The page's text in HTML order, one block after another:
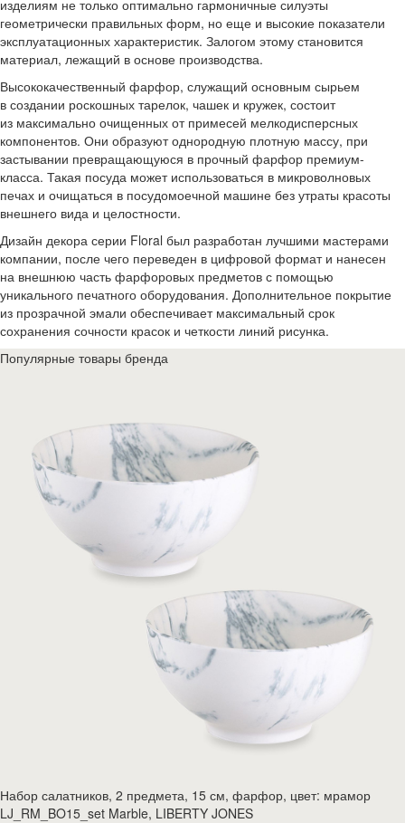
изделиям не только оптимально гармоничные силуэты
геометрически правильных форм, но еще и высокие показатели
эксплуатационных характеристик. Залогом этому становится
материал, лежащий в основе производства.
Высококачественный фарфор, служащий основным сырьем
в создании роскошных тарелок, чашек и кружек, состоит
из максимально очищенных от примесей мелкодисперсных
компонентов. Они образуют однородную плотную массу, при
застывании превращающуюся в прочный фарфор премиум-
класса. Такая посуда может использоваться в микроволновых
печах и очищаться в посудомоечной машине без утраты красоты
внешнего вида и целостности.
Дизайн декора серии Floral был разработан лучшими мастерами
компании, после чего переведен в цифровой формат и нанесен
на внешнюю часть фарфоровых предметов с помощью
уникального печатного оборудования. Дополнительное покрытие
из прозрачной эмали обеспечивает максимальный срок
сохранения сочности красок и четкости линий рисунка.
Популярные товары бренда
Набор салатников, 2 предмета, 15 см, фарфор, цвет: мрамор
LJ_RM_BO15_set Marble, LIBERTY JONES